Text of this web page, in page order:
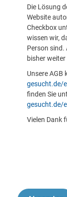
Die Lösung
Website
Checkbox
wissen wir,
Person sind.
bisher
Unsere AGB
gesucht.de/
finden Sie
gesucht.de/
Vielen Dank